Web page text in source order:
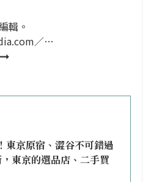
輯。
／
東京原宿、澀谷不可錯過
東京的選品店、二手買